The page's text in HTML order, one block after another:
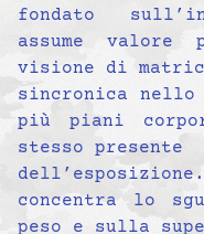
fondato
assume valore
visione di
sincronica nello
più piani
stesso presente
concentra lo
peso e sulla